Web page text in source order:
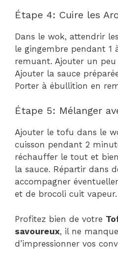
Étape 4: Cuire les
Dans le wok, attendrir
le gingembre pendant 1
remuant. Ajouter un peu
Ajouter la sauce
Porter à ébullition en
Étape 5: Mélanger
Ajouter le tofu dans le
cuisson pendant 2
réchauffer le tout et
la sauce. Répartir dans
accompagner
et de brocoli cuit vapeur.
Profitez bien de votre
savoureux, il ne
d’impressionner vos